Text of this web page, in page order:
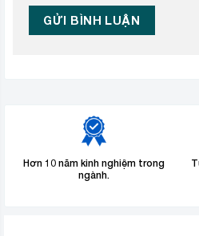
Hơn 10 năm kinh nghiệm trong
ngành.